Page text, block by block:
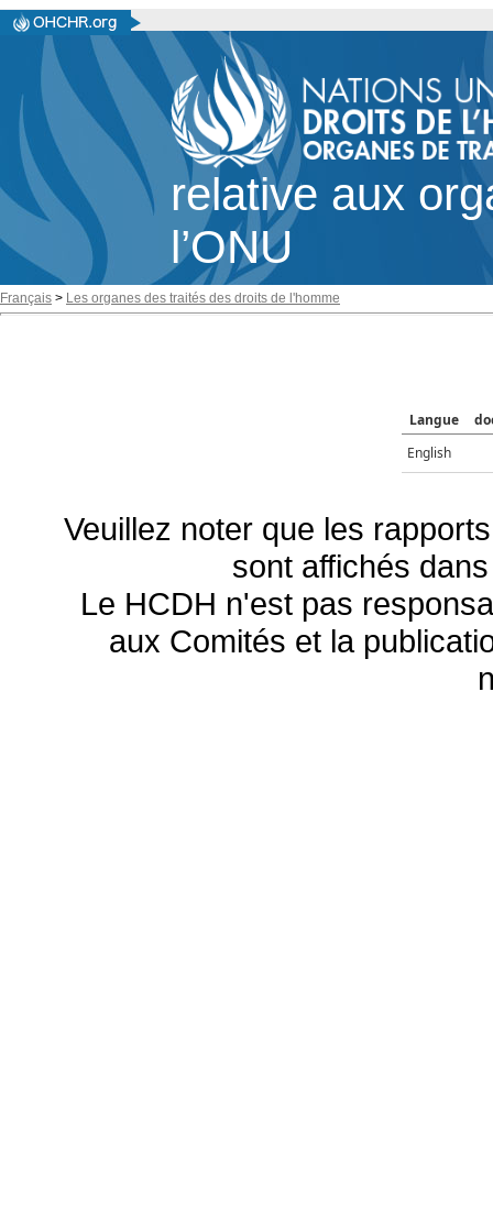
relative aux
l’ONU
Français > Les organes des traités des droits de l'homme
Langue
English
Veuillez noter que les
sont affichés
Le HCDH n'est pas
aux Comités et la